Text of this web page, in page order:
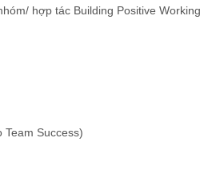
hợp tác Building Positive Working
Success)